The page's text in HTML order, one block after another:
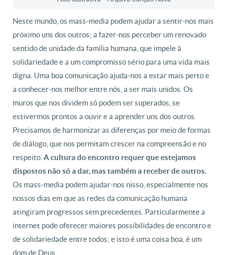
Neste mundo, os mass-media podem ajudar a sentir-nos mais
próximo uns dos outros; a fazer-nos perceber um renovado
sentido de unidade da família humana, que impele à
solidariedade e a um compromisso sério para uma vida mais
digna. Uma boa comunicação ajuda-nos a estar mais perto e
a conhecer-nos melhor entre nós, a ser mais unidos. Os
muros que nos dividem só podem ser superados, se
estivermos prontos a ouvir e a aprender uns dos outros.
Precisamos de harmonizar as diferenças por meio de formas
de diálogo, que nos permitam crescer na compreensão e no
respeito. A cultura do encontro requer que estejamos
dispostos não só a dar, mas também a receber de outros.
Os mass-media podem ajudar-nos nisso, especialmente nos
nossos dias em que as redes da comunicação humana
atingiram progressos sem precedentes. Particularmente a
internet pode oferecer maiores possibilidades de encontro e
de solidariedade entre todos; e isto é uma coisa boa, é um
dom de Deus.